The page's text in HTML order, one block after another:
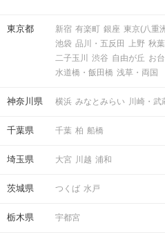
東京都 新宿 有楽町 銀座 東京(八重
池袋 品川・五反田 上野 秋
二子玉川
渋谷 自由が丘 お
水道橋・飯田橋 浅草・両国
神奈川県 横浜 みなとみらい 川崎・
千葉県 千葉 柏 船橋
埼玉県 大宮 川越 浦和
茨城県 つくば 水戸
栃木県 宇都宮